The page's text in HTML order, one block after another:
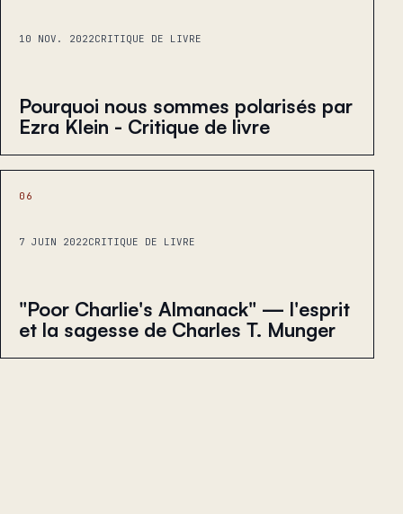
10 NOV. 2022CRITIQUE DE LIVRE
Pourquoi nous sommes polarisés par
Ezra Klein - Critique de livre
06
7 JUIN 2022CRITIQUE DE LIVRE
"Poor Charlie's Almanack" — l'esprit
et la sagesse de Charles T. Munger